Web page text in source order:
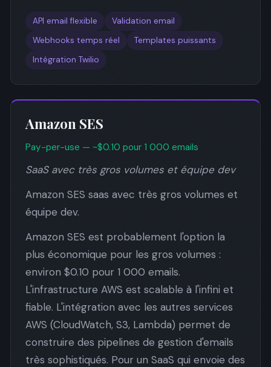
API email flexible
Validation email
Webhooks temps réel
Templates puissants
Intégration Twilio
Amazon SES
Pay-per-use — ~$0.10 pour 1 000 emails
SaaS avec très gros volumes et équipe dev
Amazon SES saas avec très gros volumes et
équipe dev.
Amazon SES est probablement l'option la
plus économique pour les gros volumes :
environ $0.10 pour 1 000 emails.
L'infrastructure AWS est scalable à l'infini et
fiable. L'intégration avec les autres services
AWS (CloudWatch, S3, Lambda) permet de
construire des pipelines de gestion d'emails
très sophistiqués. Pour un SaaS qui envoie des